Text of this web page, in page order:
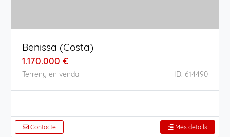
Benissa (Costa)
1.170.000 €
Terreny en venda ID: 614490
Contacte Més detalls